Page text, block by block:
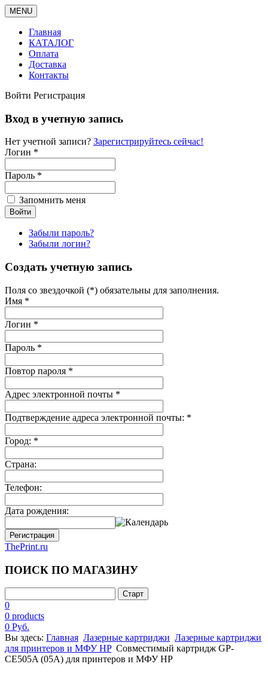
MENU
Главная
КАТАЛОГ
Оплата
Доставка
Контакты
Войти Регистрация
Вход в учетную запись
Нет учетной записи? Зарегистрируйтесь сейчас!
Логин *
Пароль *
Запомнить меня
Забыли пароль?
Забыли логин?
Создать учетную запись
Поля со звездочкой (*) обязательны для заполнения.
Имя *
Логин *
Пароль *
Повтор пароля *
Адрес электронной почты *
Подтверждение адреса электронной почты: *
Город: *
Страна:
Телефон:
Дата рождения:
Регистрация
ThePrint.ru
ПОИСК ПО МАГАЗИНУ
0
0 products
0 Руб.
Вы здесь: Главная Лазерные картриджи Лазерные картриджи
для принтеров и МФУ HP Совместимый картридж GP-
CE505A (05A) для принтеров и МФУ HP